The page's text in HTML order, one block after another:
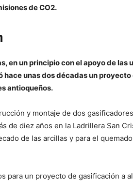
de CO2.
en un principio con el apoyo de las
unas dos décadas un
antioqueños.
y montaje de dos
de diez años en la Ladrillera San
de las arcillas y para el
para un proyecto de gasificación a